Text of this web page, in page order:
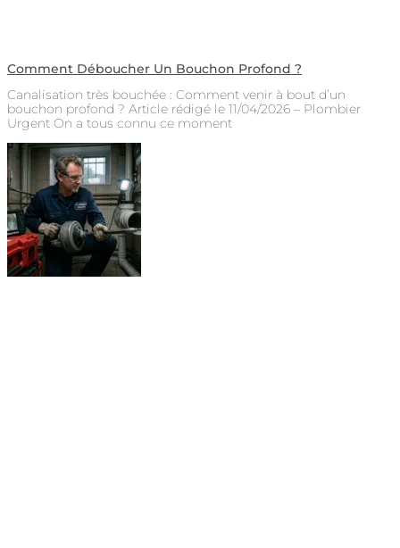
Comment Déboucher Un Bouchon Profond ?
Canalisation très bouchée : Comment venir à bout d’un
bouchon profond ? Article rédigé le 11/04/2026 – Plombier
Urgent On a tous connu ce moment